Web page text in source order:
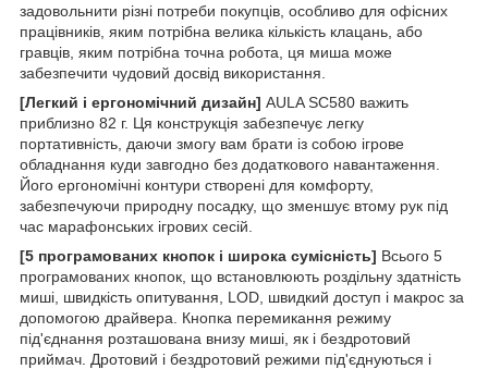
задовольнити різні потреби покупців, особливо для офісних
працівників, яким потрібна велика кількість клацань, або
гравців, яким потрібна точна робота, ця миша може
забезпечити чудовий досвід використання.
[Легкий і ергономічний дизайн] AULA SC580 важить
приблизно 82 г. Ця конструкція забезпечує легку
портативність, даючи змогу вам брати із собою ігрове
обладнання куди завгодно без додаткового навантаження.
Його ергономічні контури створені для комфорту,
забезпечуючи природну посадку, що зменшує втому рук під
час марафонських ігрових сесій.
[5 програмованих кнопок і широка сумісність] Всього 5
програмованих кнопок, що встановлюють роздільну здатність
миші, швидкість опитування, LOD, швидкий доступ і макрос за
допомогою драйвера. Кнопка перемикання режиму
під'єднання розташована внизу миші, як і бездротовий
приймач. Дротовий і бездротовий режими під'єднуються і